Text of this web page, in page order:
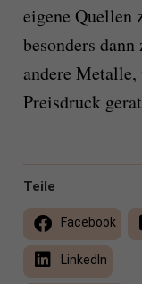
eigene Quellen
besonders
andere
Preisdruck
Teile
Facebook
LinkedIn